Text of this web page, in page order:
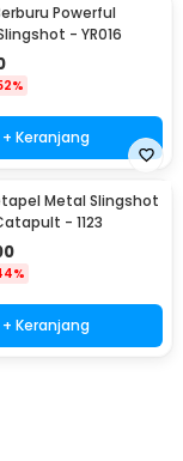
Powerful
- YR016
+ Keranjang
Metal Slingshot
- 1123
+ Keranjang